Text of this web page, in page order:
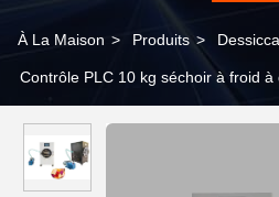
À La Maison > Produits >
Contrôle PLC 10 kg séchoir à froid à